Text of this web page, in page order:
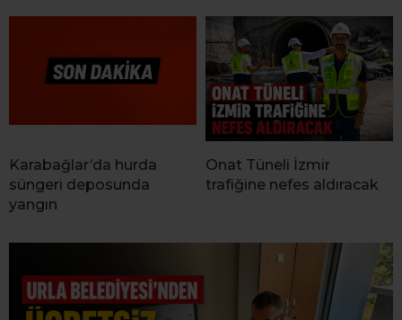
Karabağlar’da hurda
süngeri deposunda
yangın
Onat Tüneli İzmir
trafiğine nefes aldıracak